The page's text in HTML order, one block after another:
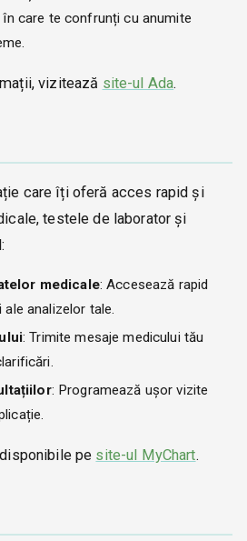
care te confrunți cu anumite
vizitează site-ul Ada.
care îți oferă acces rapid și
testele de laborator și
medicale: Accesează rapid
analizelor tale.
: Trimite mesaje medicului tău
: Programează ușor vizite
pe site-ul MyChart.